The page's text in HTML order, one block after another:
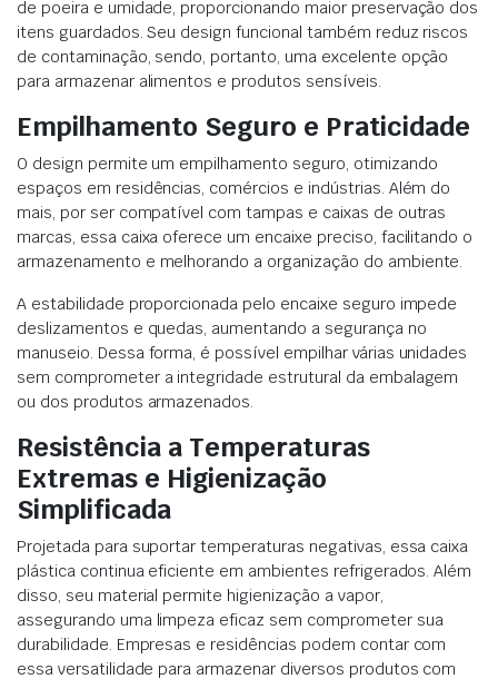
de poeira e umidade, proporcionando maior preservação dos
itens guardados. Seu design funcional também reduz riscos
de contaminação, sendo, portanto, uma excelente opção
para armazenar alimentos e produtos sensíveis.
Empilhamento Seguro e Praticidade
O design permite um empilhamento seguro, otimizando
espaços em residências, comércios e indústrias. Além do
mais, por ser compatível com tampas e caixas de outras
marcas, essa caixa oferece um encaixe preciso, facilitando o
armazenamento e melhorando a organização do ambiente.
A estabilidade proporcionada pelo encaixe seguro impede
deslizamentos e quedas, aumentando a segurança no
manuseio. Dessa forma, é possível empilhar várias unidades
sem comprometer a integridade estrutural da embalagem
ou dos produtos armazenados.
Resistência a Temperaturas
Extremas e Higienização
Simplificada
Projetada para suportar temperaturas negativas, essa caixa
plástica continua eficiente em ambientes refrigerados. Além
disso, seu material permite higienização a vapor,
assegurando uma limpeza eficaz sem comprometer sua
durabilidade. Empresas e residências podem contar com
essa versatilidade para armazenar diversos produtos com